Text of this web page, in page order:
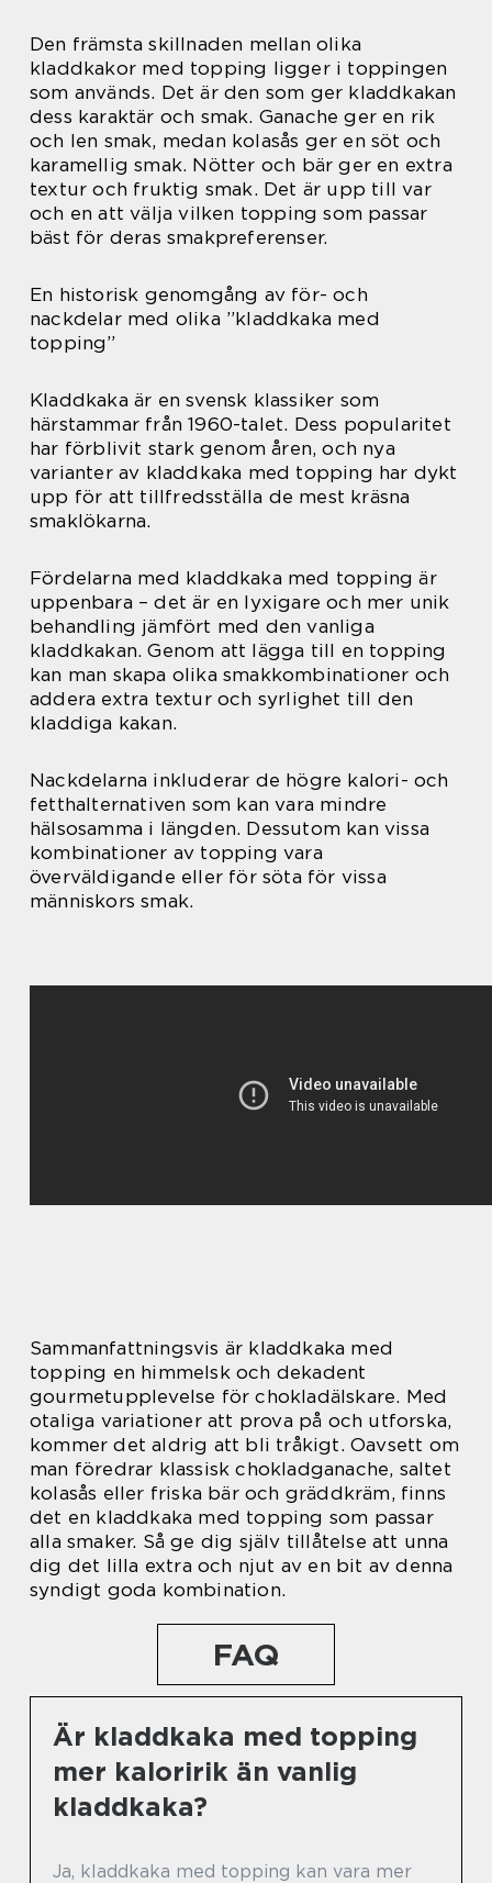
Den främsta skillnaden mellan olika
kladdkakor med topping ligger i toppingen
som används. Det är den som ger kladdkakan
dess karaktär och smak. Ganache ger en rik
och len smak, medan kolasås ger en söt och
karamellig smak. Nötter och bär ger en extra
textur och fruktig smak. Det är upp till var
och en att välja vilken topping som passar
bäst för deras smakpreferenser.
En historisk genomgång av för- och
nackdelar med olika ”kladdkaka med
topping”
Kladdkaka är en svensk klassiker som
härstammar från 1960-talet. Dess popularitet
har förblivit stark genom åren, och nya
varianter av kladdkaka med topping har dykt
upp för att tillfredsställa de mest kräsna
smaklökarna.
Fördelarna med kladdkaka med topping är
uppenbara – det är en lyxigare och mer unik
behandling jämfört med den vanliga
kladdkakan. Genom att lägga till en topping
kan man skapa olika smakkombinationer och
addera extra textur och syrlighet till den
kladdiga kakan.
Nackdelarna inkluderar de högre kalori- och
fetthalternativen som kan vara mindre
hälsosamma i längden. Dessutom kan vissa
kombinationer av topping vara
överväldigande eller för söta för vissa
människors smak.
Sammanfattningsvis är kladdkaka med
topping en himmelsk och dekadent
gourmetupplevelse för chokladälskare. Med
otaliga variationer att prova på och utforska,
kommer det aldrig att bli tråkigt. Oavsett om
man föredrar klassisk chokladganache, saltet
kolasås eller friska bär och gräddkräm, finns
det en kladdkaka med topping som passar
alla smaker. Så ge dig själv tillåtelse att unna
dig det lilla extra och njut av en bit av denna
syndigt goda kombination.
FAQ
Är kladdkaka med topping
mer kaloririk än vanlig
kladdkaka?
Ja, kladdkaka med topping kan vara mer